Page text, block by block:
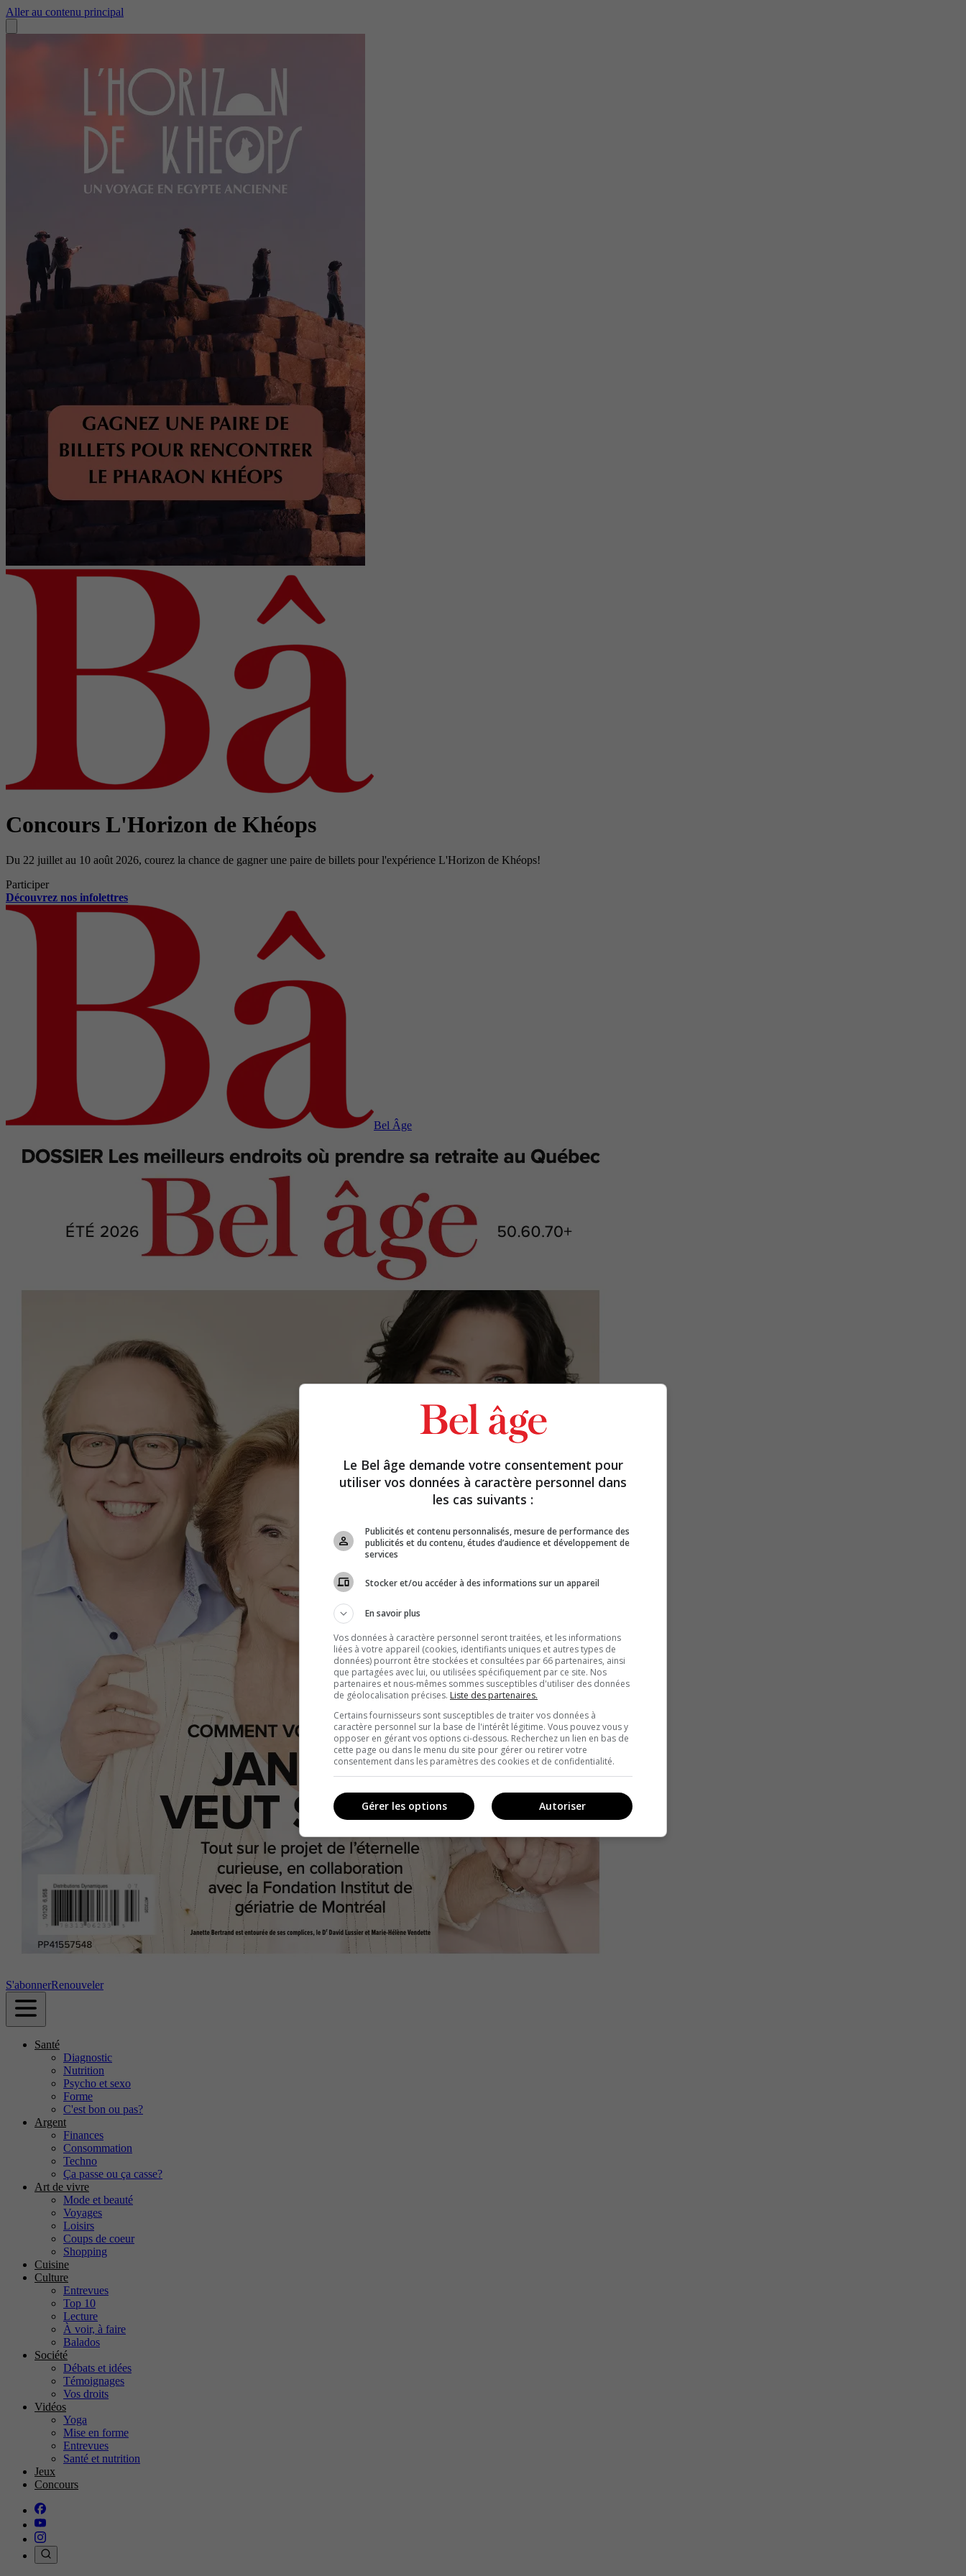
Aller au contenu principal
Concours L'Horizon de Khéops
Du 22 juillet au 10 août 2026, courez la chance de gagner une paire de billets pour l'expérience L'Horizon de Khéops!
Participer
Découvrez nos infolettres
Bel Âge
S'abonnerRenouveler
Santé
Diagnostic
Nutrition
Psycho et sexo
Forme
C'est bon ou pas?
Argent
Finances
Consommation
Techno
Ça passe ou ça casse?
Art de vivre
Mode et beauté
Voyages
Loisirs
Coups de coeur
Shopping
Cuisine
Culture
Entrevues
Top 10
Lecture
À voir, à faire
Balados
Société
Débats et idées
Témoignages
Vos droits
Vidéos
Yoga
Mise en forme
Entrevues
Santé et nutrition
Jeux
Concours
Le Bel âge demande votre consentement pour
utiliser vos données à caractère personnel dans
les cas suivants :
Publicités et contenu personnalisés, mesure de performance des
publicités et du contenu, études d’audience et développement de
services
Stocker et/ou accéder à des informations sur un appareil
En savoir plus
Vos données à caractère personnel seront traitées, et les informations
liées à votre appareil (cookies, identifiants uniques et autres types de
données) pourront être stockées et consultées par 66 partenaires, ainsi
que partagées avec lui, ou utilisées spécifiquement par ce site. Nos
partenaires et nous-mêmes sommes susceptibles d'utiliser des données
de géolocalisation précises. Liste des partenaires.
Certains fournisseurs sont susceptibles de traiter vos données à
caractère personnel sur la base de l'intérêt légitime. Vous pouvez vous y
opposer en gérant vos options ci-dessous. Recherchez un lien en bas de
cette page ou dans le menu du site pour gérer ou retirer votre
consentement dans les paramètres des cookies et de confidentialité.
Autoriser
Gérer les options